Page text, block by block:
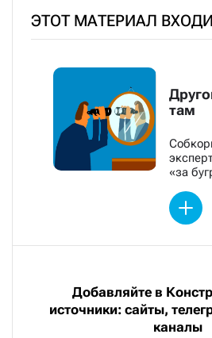
ЭТОТ МАТЕРИАЛ
там
«за
Добавляйте в
источники: сайты,
каналы